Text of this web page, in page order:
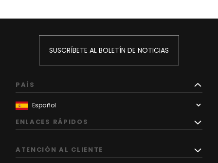
SUSCRÍBETE AL BOLETÍN DE NOTICIAS
PAÍS
ENLACES RÁPIDOS
ATENCIÓN AL CLIENTE